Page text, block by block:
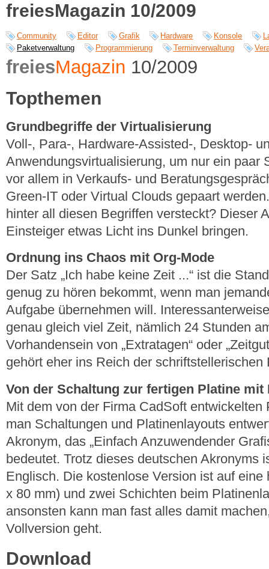
freiesMagazin 10/2009
Community Editor Grafik Hardware Konsole
Paketverwaltung
Programmierung Terminverwaltung
freiesMagazin 10/2009
Topthemen
Grundbegriffe der Virtualisierung
Voll-, Para-, Hardware-Assisted-, Desktop-
Anwendungsvirtualisierung, um nur ein paar
vor allem in Verkaufs- und
Green-IT oder Virtual Clouds gepaart
hinter all diesen Begriffen versteckt? Dieser
Einsteiger etwas Licht ins Dunkel bringen.
Ordnung ins Chaos mit Org-Mode
Der Satz „Ich habe keine Zeit ...“ ist die
genug zu hören bekommt, wenn man
Aufgabe übernehmen will.
genau gleich viel Zeit, nämlich 24 Stunden
Vorhandensein von „Extratagen“ oder
gehört eher ins Reich der schriftstellerischen
Von der Schaltung zur fertigen Platine mit
Mit dem von der Firma CadSoft
man Schaltungen und Platinenlayouts
Akronym, das „Einfach Anzuwendender
bedeutet. Trotz dieses deutschen Akronyms
Englisch. Die kostenlose Version ist auf
x 80 mm) und zwei Schichten beim
ansonsten kann man fast alles damit
Vollversion geht.
Download